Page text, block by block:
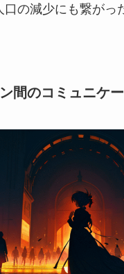
口の減少にも繋がっ
間のコミュニケ